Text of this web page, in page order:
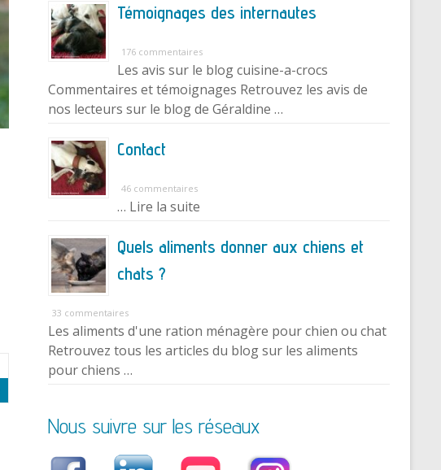
Témoignages des internautes
176 commentaires
Les avis sur le blog cuisine-a-crocs
Commentaires et témoignages Retrouvez les avis de
nos lecteurs sur le blog de Géraldine …
Contact
46 commentaires
… Lire la suite
Quels aliments donner aux chiens et
chats ?
33 commentaires
Les aliments d'une ration ménagère pour chien ou chat
Retrouvez tous les articles du blog sur les aliments
pour chiens …
Nous suivre sur les réseaux